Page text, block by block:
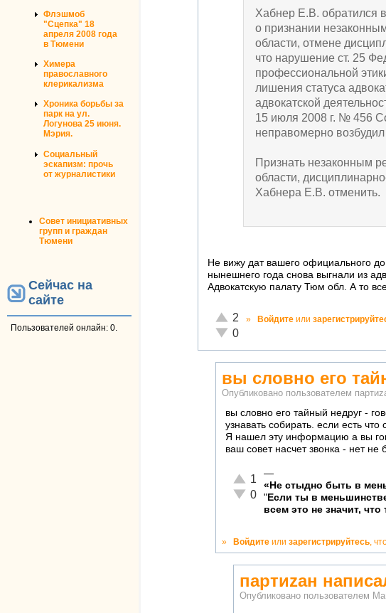
Флэшмоб
"Сцепка" 18
апреля 2008 года
в Тюмени
Химера
православного
клерикализма
Хроника борьбы за
парк на ул.
Логунова 25 июня.
Мэрия.
Социальный
эскапизм: прочь
от журналистики
Совет инициативных
групп и граждан
Тюмени
Сейчас на
сайте
Пользователей онлайн: 0.
Хабнер Е.В. обратился
о признании
области, отмене
что нарушение ст. 25
профессиональной
лишения статуса
адвокатской
15 июля 2008 г. № 456
неправомерно
Признать незаконным
области,
Хабнера Е.В. отменить.
Не вижу дат вашего официального
нынешнего года снова выгнали из
Адвокатскую палату Тюм обл. А то
Отлично!
2
Неадекватно!
0
» Войдите или
вы словно его
Опубликовано пользователем
вы словно его тайный недруг -
узнавать собирать. если есть что
Я нашел эту информацию а вы
ваш совет насчет звонка - нет не
Отлично!
1
Неадекватно!
0
—
«Не стыдно быть в
" Если ты в
всем это не значит,
» Войдите или зарегистрируйтесь,
партиzан
Опубликовано пользователем